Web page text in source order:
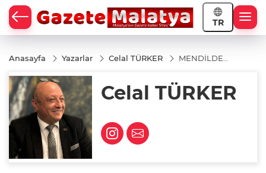
TR
Anasayfa Yazarlar Celal TÜRKER
MENDİLDEN
VEFA…
Celal TÜRKER